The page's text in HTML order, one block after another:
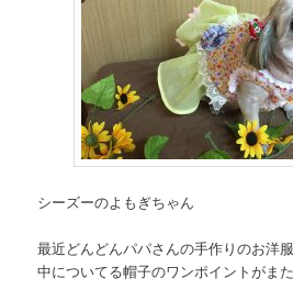
シーズーのよもぎちゃん
最近どんどんパパさんの手作りのお洋
中についてる帽子のワンポイントがま